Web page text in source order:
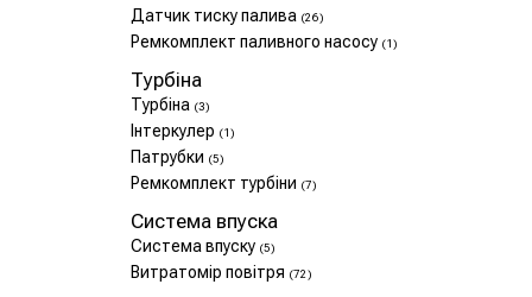
Датчик тиску палива (26)
Ремкомплект паливного насосу (1)
Турбіна
Турбіна (3)
Інтеркулер (1)
Патрубки (5)
Ремкомплект турбіни (7)
Система впуска
Система впуску (5)
Витратомір повітря (72)